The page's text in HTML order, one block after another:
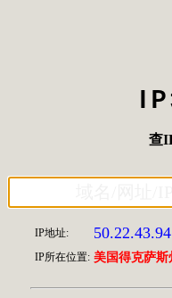
查
IP地址: 50.22.43.94
IP所在位置: 美国得克萨